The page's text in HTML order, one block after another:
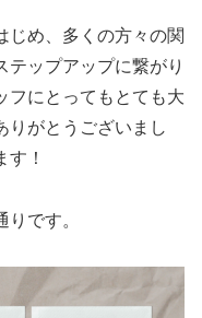
じめ、多くの方々の関
テップアップに繋がり
フにとってもとても大
りがとうございまし
！
です。